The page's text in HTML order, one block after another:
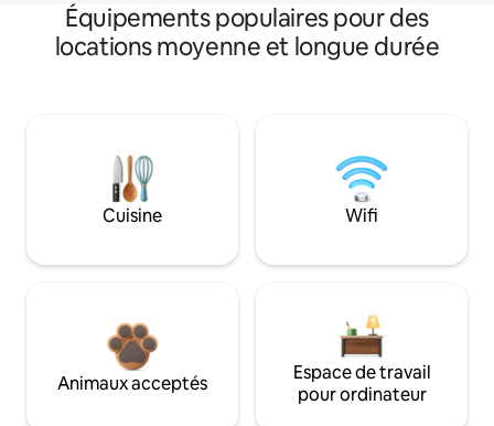
Équipements populaires pour des
locations moyenne et longue durée
Cuisine Wifi
Animaux acceptés
Espace de travail
pour ordinateur